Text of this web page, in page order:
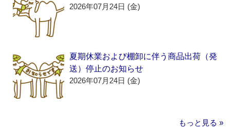
2026年07月24日 (金)
夏期休業および棚卸に伴う商品出荷（発
送）停止のお知らせ
2026年07月24日 (金)
もっと見る »